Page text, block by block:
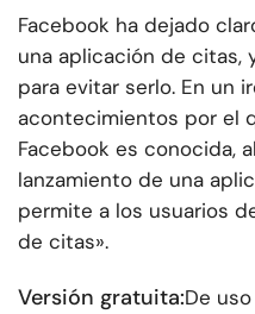
Facebook ha dejado
una aplicación de citas,
para evitar serlo. En un
acontecimientos por el
Facebook es conocida,
lanzamiento de una
permite a los usuarios
de citas».
Versión gratuita:De